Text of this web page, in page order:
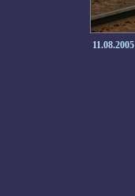
11.08.2005